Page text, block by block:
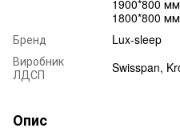
1900*800
1800*800
Бренд
Lux-sleep
Виробник
ЛДСП
Swisspan,
Опис